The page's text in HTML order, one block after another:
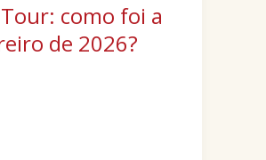
como foi a
de 2026?